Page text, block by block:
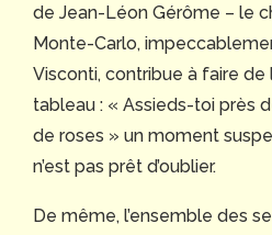
de Jean-Léon Gérôme – le
Monte-Carlo,
Visconti, contribue à faire de
tableau : « Assieds-toi près
de roses » un moment
n’est pas prêt d’oublier.
De même, l’ensemble des